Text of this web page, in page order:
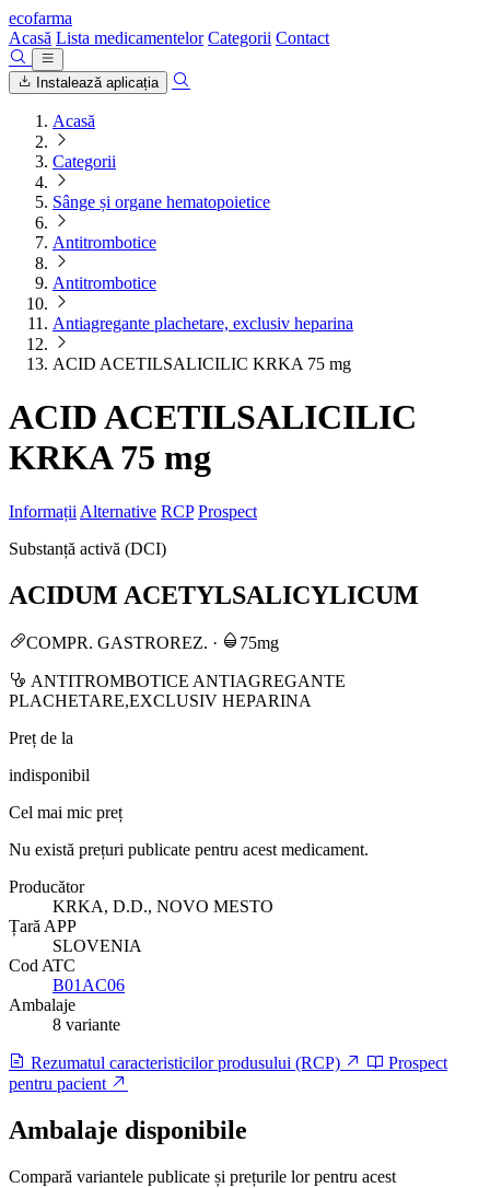
ecofarma
Acasă Lista medicamentelor Categorii Contact
Instalează aplicația
Acasă
Categorii
Sânge și organe hematopoietice
Antitrombotice
Antitrombotice
Antiagregante plachetare, exclusiv heparina
ACID ACETILSALICILIC KRKA 75 mg
ACID ACETILSALICILIC
KRKA 75 mg
Informații Alternative RCP Prospect
Substanță activă (DCI)
ACIDUM ACETYLSALICYLICUM
COMPR. GASTROREZ. · 75mg
ANTITROMBOTICE ANTIAGREGANTE
PLACHETARE,EXCLUSIV HEPARINA
Preț de la
indisponibil
Cel mai mic preț
Nu există prețuri publicate pentru acest medicament.
Producător
KRKA, D.D., NOVO MESTO
Țară APP
SLOVENIA
Cod ATC
B01AC06
Ambalaje
8 variante
Rezumatul caracteristicilor produsului (RCP)
Prospect
pentru pacient
Ambalaje disponibile
Compară variantele publicate și prețurile lor pentru acest